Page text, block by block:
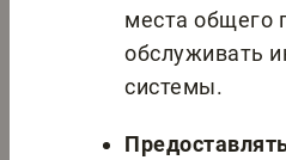
места общего
обслуживать
системы.